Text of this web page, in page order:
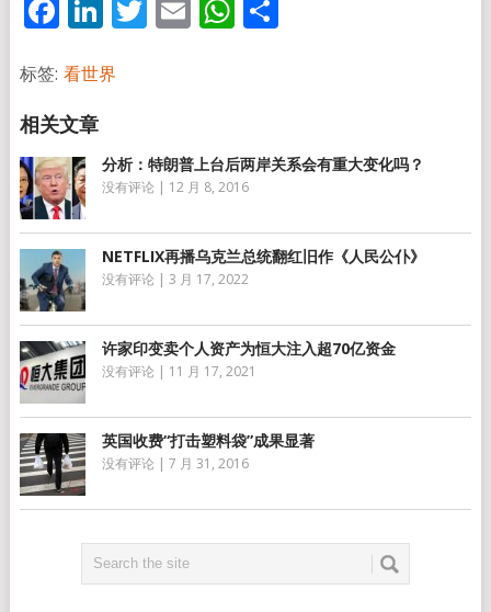
Facebook
LinkedIn
Twitter
EmailWhatsApp
分
标签: 看世界
分析：特朗普上台后两岸关系会有重大变化吗？
没有评论 | 12 月 8, 2016
NETFLIX再播乌克兰总统翻红旧作《人民公仆》
没有评论 | 3 月 17, 2022
许家印变卖个人资产为恒大注入超70亿资金
没有评论 | 11 月 17, 2021
英国收费“打击塑料袋”成果显著
没有评论 | 7 月 31, 2016